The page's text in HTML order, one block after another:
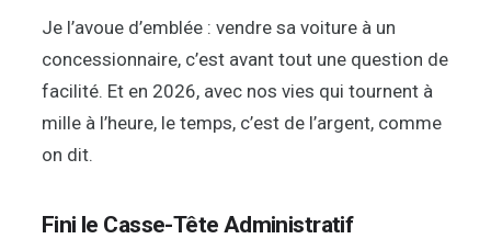
Je l’avoue d’emblée : vendre sa voiture à un
concessionnaire, c’est avant tout une question de
facilité. Et en 2026, avec nos vies qui tournent à
mille à l’heure, le temps, c’est de l’argent, comme
on dit.
Fini le Casse-Tête Administratif